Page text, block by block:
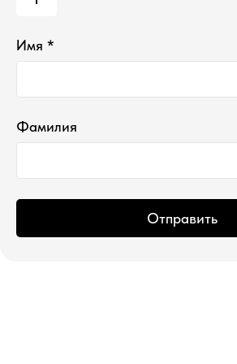
Имя *
Фамилия
Отправить